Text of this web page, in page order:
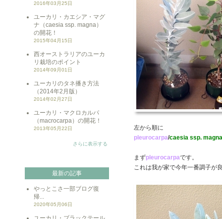
2016年03月25日
ユーカリ・カエシア・マグ
ナ（caesia ssp. magna）
の開花！
2015年04月15日
西オーストラリアのユーカ
リ栽培のポイント
2014年09月01日
ユーカリのタネ播き方法
（2014年2月版）
2014年02月27日
ユーカリ・マクロカルパ
（macrocarpa）の開花！
2013年05月22日
さらに表示する
最新の記事
やっとこさ一部ブログ復
帰...
2020年05月06日
左から順に
pleurocarpa/caesia ssp. magna
まずpleurocarpaです。
これは我が家で今年一番調子が